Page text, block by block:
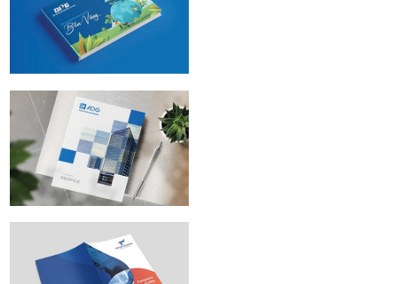
Nhựa Bình Thuận |
ESG Proflie design
Tập đoàn
Austdoor | Profile
design